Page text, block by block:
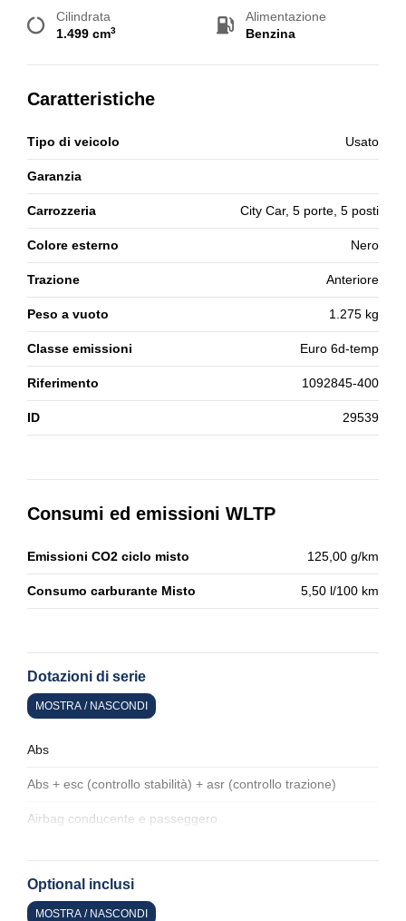
Cilindrata
1.499 cm3
Alimentazione
Benzina
Caratteristiche
Tipo di veicolo Usato
Garanzia
Carrozzeria City Car, 5 porte, 5 posti
Colore esterno Nero
Trazione Anteriore
Peso a vuoto 1.275 kg
Classe emissioni Euro 6d-temp
Riferimento 1092845-400
ID 29539
Consumi ed emissioni WLTP
Emissioni CO2 ciclo misto 125,00 g/km
Consumo carburante Misto 5,50 l/100 km
Dotazioni di serie
MOSTRA / NASCONDI
Abs
Abs + esc (controllo stabilità) + asr (controllo trazione)
Airbag conducente e passeggero
Airbag per la testa
Optional inclusi
MOSTRA / NASCONDI